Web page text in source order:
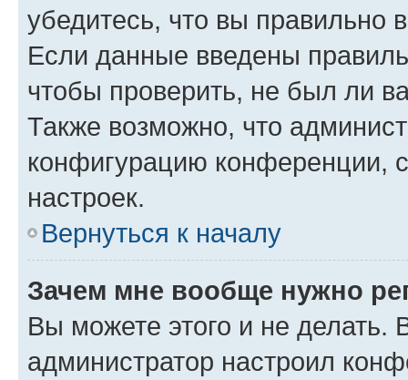
убедитесь, что вы правильно
Если данные введены
чтобы проверить, не был ли
Также возможно, что
конфигурацию конференции,
настроек.
Вернуться к началу
Зачем мне вообще нужно
Вы можете этого и не делать.
администратор настроил